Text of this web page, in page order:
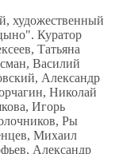
художественный
Куратор
Татьяна
Василий
Александр
Николай
Игорь
Ры
Михаил
Александр